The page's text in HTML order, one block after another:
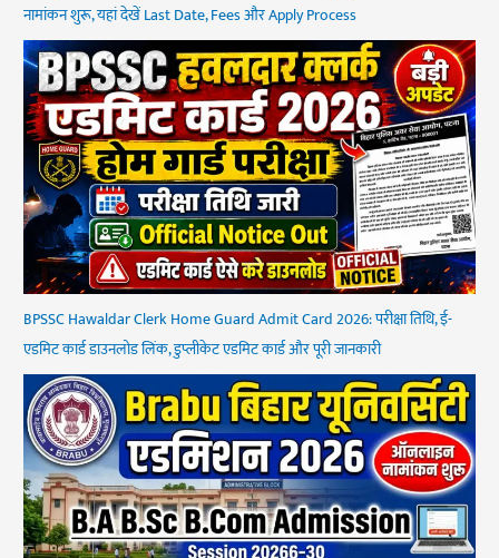
नामांकन शुरू, यहां देखें Last Date, Fees और Apply Process
BPSSC Hawaldar Clerk Home Guard Admit Card 2026: परीक्षा तिथि, ई-
एडमिट कार्ड डाउनलोड लिंक, डुप्लीकेट एडमिट कार्ड और पूरी जानकारी